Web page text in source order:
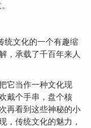
统文化的一个有趣缩
，承载了千百年来人
它当作一种文化现
戴个手串，盘个核
再看到这些神秘的小
，传统文化的魅力，